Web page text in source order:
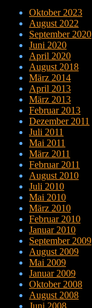
Oktober 2023
August 2022
September 2020
Juni 2020
April 2020
August 2018
März 2014
April 2013
März 2013
Februar 2013
Dezember 2011
Juli 2011
Mai 2011
März 2011
Februar 2011
August 2010
Juli 2010
Mai 2010
März 2010
Februar 2010
Januar 2010
September 2009
August 2009
Mai 2009
Januar 2009
Oktober 2008
August 2008